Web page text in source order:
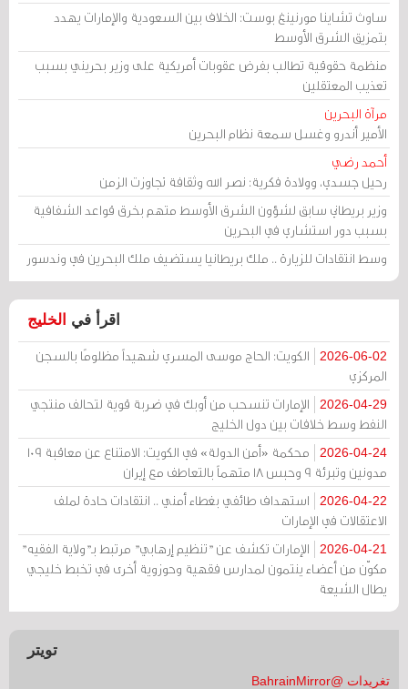
ساوث تشاينا مورنينغ بوست: الخلاف بين السعودية والإمارات يهدد
بتمزيق الشرق الأوسط
منظمة حقوقية تطالب بفرض عقوبات أمريكية على وزير بحريني بسبب
تعذيب المعتقلين
مرآة البحرين
الأمير أندرو وغسل سمعة نظام البحرين
أحمد رضي
رحيل جسدي، وولادة فكرية: نصر الله وثقافة تجاوزت الزمن
وزير بريطاني سابق لشؤون الشرق الأوسط متهم بخرق قواعد الشفافية
بسبب دور استشاري في البحرين
وسط انتقادات للزيارة .. ملك بريطانيا يستضيف ملك البحرين في وندسور
اقرأ في الخليج
2026-06-02
الكويت: الحاج موسى المسري شهيداً مظلومًا بالسجن
المركزي
2026-04-29
الإمارات تنسحب من أوبك في ضربة قوية لتحالف منتجي
النفط وسط خلافات بين دول الخليج
2026-04-24
محكمة «أمن الدولة» في الكويت: الامتناع عن معاقبة 109
مدونين وتبرئة 9 وحبس 18 متهماً بالتعاطف مع إيران
2026-04-22
استهداف طائفي بغطاء أمني .. انتقادات حادة لملف
الاعتقالات في الإمارات
2026-04-21
الإمارات تكشف عن "تنظيم إرهابي" مرتبط بـ"ولاية الفقيه"
مكوّن من أعضاء ينتمون لمدارس فقهية وحوزوية أخرى في تخبط خليجي
يطال الشيعة
تويتر
تغريدات @BahrainMirror